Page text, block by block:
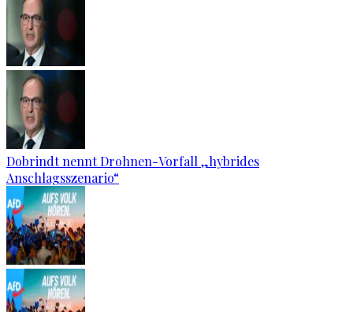
Dobrindt nennt Drohnen-Vorfall „hybrides
Anschlagsszenario“